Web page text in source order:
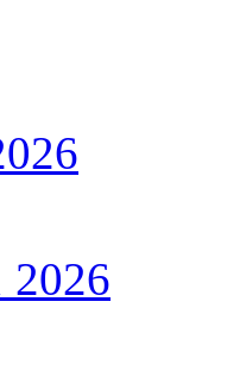
2026